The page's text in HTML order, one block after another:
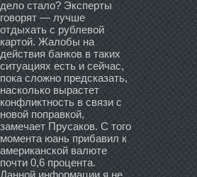
дело стало? Эксперты
говорят — лучше
отдыхать с рублевой
картой. Жалобы на
действия банков в таких
ситуациях есть и сейчас,
пока сложно предсказать,
насколько вырастет
конфликтность в связи с
новой поправкой,
замечает Прусаков. С того
момента юань прибавил к
американской валюте
почти 0,6 процента.
Данной информации я не